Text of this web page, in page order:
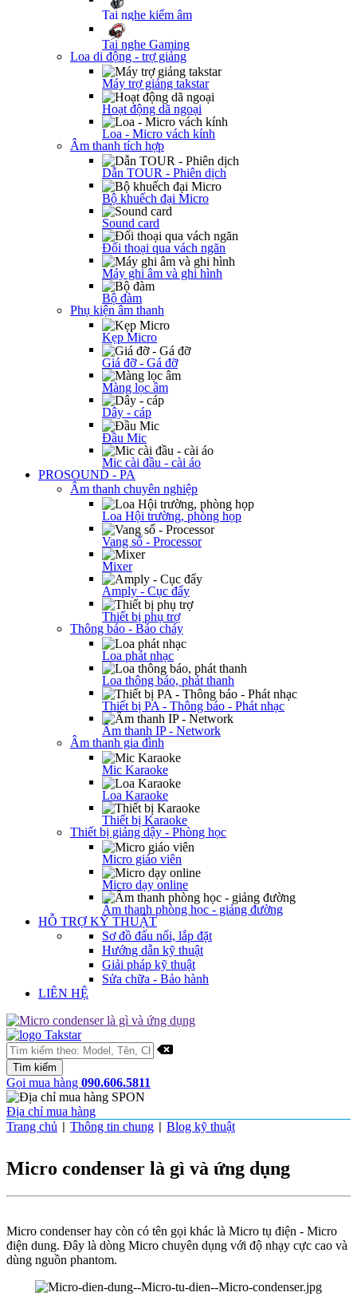
Tai nghe kiểm âm
Tai nghe Gaming
Loa di động - trợ giảng
Máy trợ giảng takstar
Hoạt động dã ngoại
Loa - Micro vách kính
Âm thanh tích hợp
Dẫn TOUR - Phiên dịch
Bộ khuếch đại Micro
Sound card
Đối thoại qua vách ngăn
Máy ghi âm và ghi hình
Bộ đàm
Phụ kiện âm thanh
Kẹp Micro
Giá đỡ - Gá đỡ
Màng lọc âm
Dây - cáp
Đầu Mic
Mic cài đầu - cài áo
PROSOUND - PA
Âm thanh chuyên nghiệp
Loa Hội trường, phòng họp
Vang số - Processor
Mixer
Amply - Cục đẩy
Thiết bị phụ trợ
Thông báo - Báo cháy
Loa phát nhạc
Loa thông báo, phát thanh
Thiết bị PA - Thông báo - Phát nhạc
Âm thanh IP - Network
Âm thanh gia đình
Mic Karaoke
Loa Karaoke
Thiết bị Karaoke
Thiết bị giảng dậy - Phòng học
Micro giáo viên
Micro dạy online
Âm thanh phòng học - giảng đường
HỖ TRỢ KỸ THUẬT
Sơ đồ đấu nối, lắp đặt
Hướng dẫn kỹ thuật
Giải pháp kỹ thuật
Sửa chữa - Bảo hành
LIÊN HỆ
Gọi mua hàng 090.606.5811
Địa chỉ mua hàng
Trang chủ
Thông tin chung Blog kỹ thuật
Micro condenser là gì và ứng dụng
Micro condenserhay còn có tên gọi khác là Micro tụ điện - Micro
điện dung. Đây là dòng Micro chuyên dụng với độ nhạy cực cao và
dùng nguồn phantom.